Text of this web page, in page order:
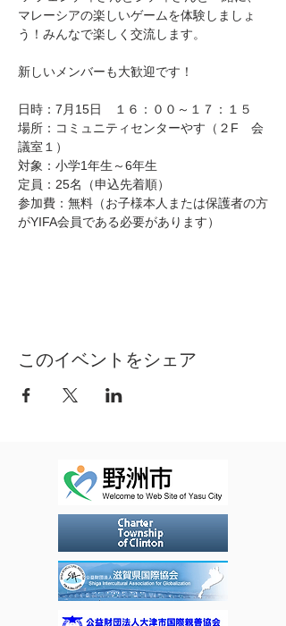
マレーシアの楽しいゲームを体験しましょ
う！みんなで楽しく交流します。
新しいメンバーも大歓迎です！
日時：7月15日　１６：００～１７：１５
場所：コミュニティセンターやす（２F　会
議室１）
対象：小学1年生～6年生
定員：25名（申込先着順）
参加費：無料（お子様本人または保護者の方
がYIFA会員である必要があります）
このイベントをシェア